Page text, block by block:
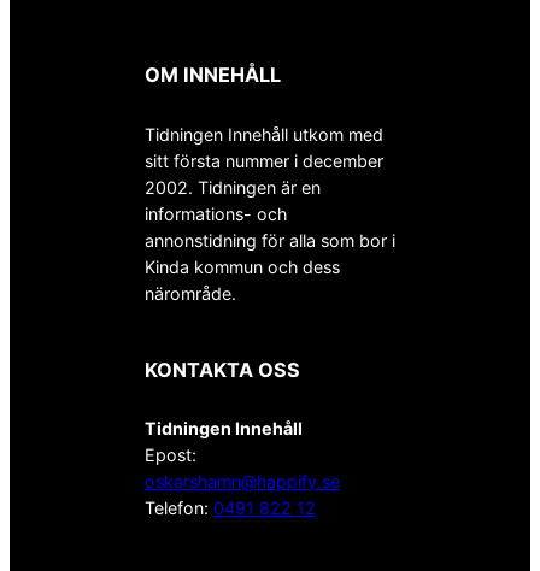
OM INNEHÅLL
Tidningen Innehåll utkom med
sitt första nummer i december
2002. Tidningen är en
informations- och
annonstidning för alla som bor i
Kinda kommun och dess
närområde.
KONTAKTA OSS
Tidningen Innehåll
Epost:
oskarshamn@happify.se
Telefon: 0491 822 12